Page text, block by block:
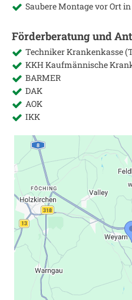
Saubere Montage vor Ort in
Förderberatung und
Techniker Krankenkasse
KKH Kaufmännische
BARMER
DAK
AOK
IKK